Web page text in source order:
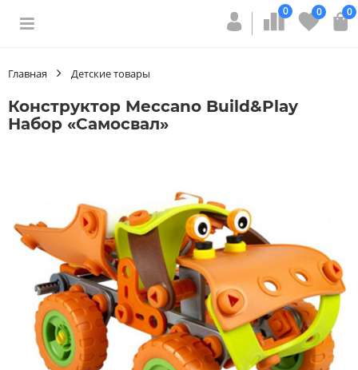
0 0 0
Главная Детские товары
Конструктор Meccano Build&Play
Набор «Самосвал»